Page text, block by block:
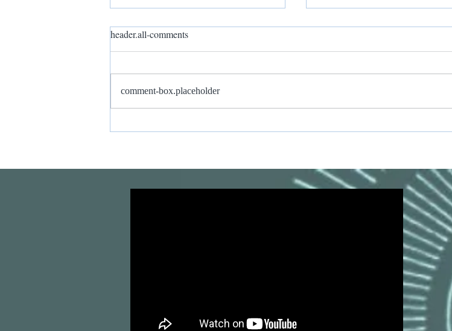
LA VIA DEL CUORE
L'ENERGIA SESSUALE AL
header.all-comments
comment-box.placeholder